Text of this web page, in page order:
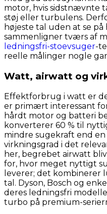
motor, hvis sidstnævnte
støj eller turbulens.
højeste tal uden at se
sammenligner tværs af
ledningsfri-stoevsuger-
reelle målinger nogle
Watt, airwatt og
Effektforbrug i watt er
er primært interessant
hårdt motor og batteri
konverterer 60 % til
mindre sugekraft end
virkningsgrad i det
her, begrebet airwatt
for, hvor meget nyttigt
leverer; det
tal. Dyson, Bosch og
deres ledningsfri
turbo på premium-